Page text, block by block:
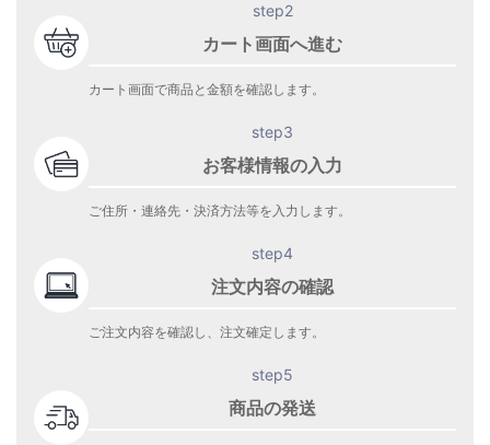
step2
カート画面へ進む
カート画面で商品と金額を確認します。
step3
お客様情報の入力
ご住所・連絡先・決済方法等を入力します。
step4
注文内容の確認
ご注文内容を確認し、注文確定します。
step5
商品の発送